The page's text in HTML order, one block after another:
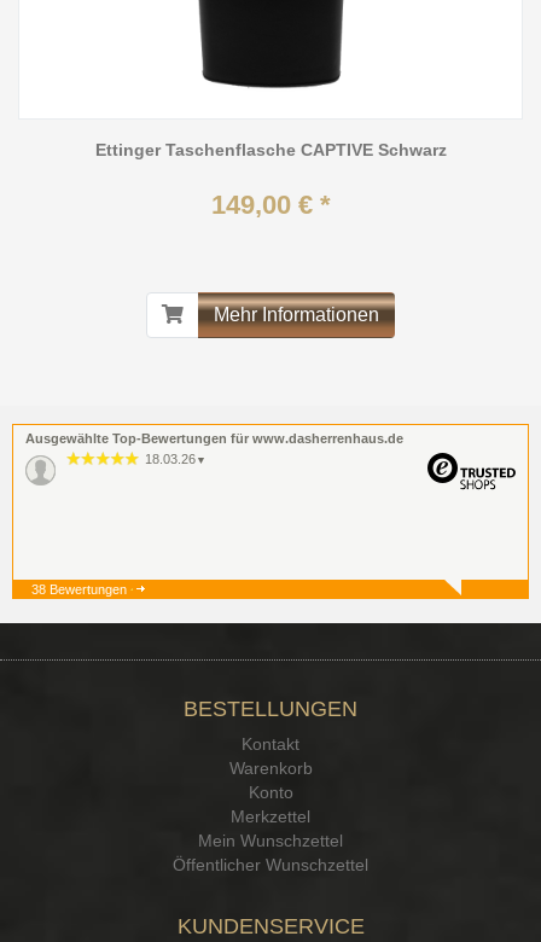
Ettinger Taschenflasche CAPTIVE Schwarz
149,00 € *
Mehr Informationen
Ausgewählte Top-Bewertungen für www.dasherrenhaus.de
18.03.26 ▼
38 Bewertungen
BESTELLUNGEN
Kontakt
Warenkorb
Konto
Merkzettel
Mein Wunschzettel
Öffentlicher Wunschzettel
KUNDENSERVICE